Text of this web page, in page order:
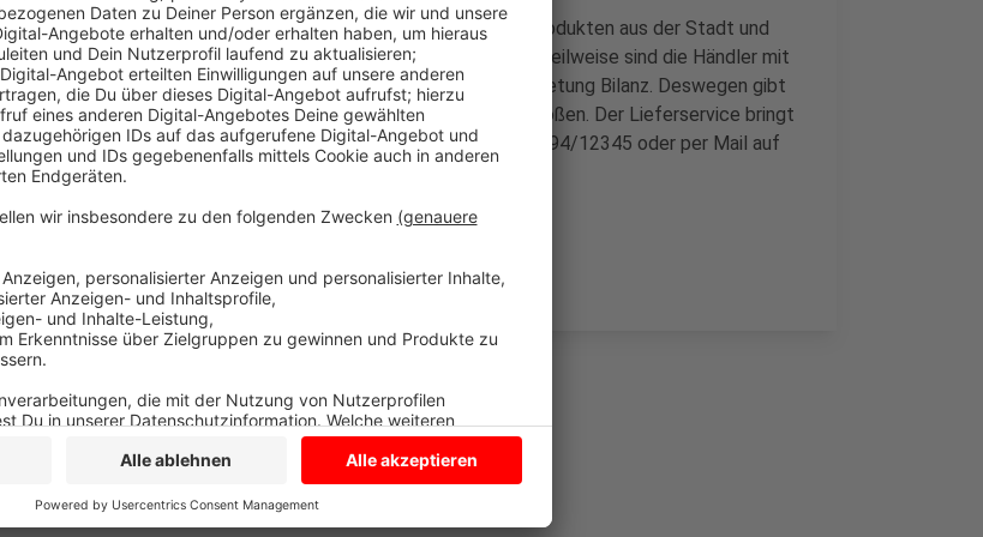
In Dülmen ist die Nachfrage nach gepackten Kisten mit vielen Produkten aus der Stadt und
Nachbarorten zur Advents- und Weihnachtszeit riesig gewesen. Teilweise sind die Händler mit
dem Kistenpacken kaum hinterhergekommen, zieht Dülmen Marketung Bilanz. Deswegen gibt
es jetzt eine Neuauflage der Aktion, es gibt Lokalkisten in drei Größen. Der Lieferservice bringt
sie kostenlos nach Hause. Sie bestellen die LokalKisten uner 02594/12345 oder per Mail auf
duelmen-marketiung@duelmen.de. Infos bekommen Sie
Anzeige